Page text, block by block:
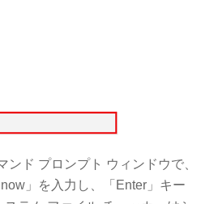
ンド プロンプト ウィンドウで、
」を入力し、「Enter」キー